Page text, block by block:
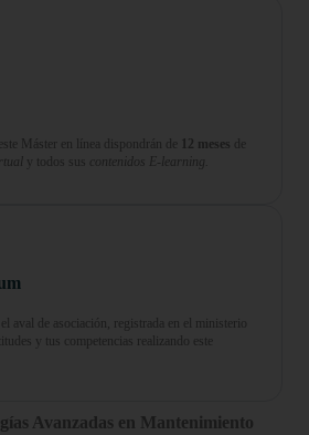
Máster en línea dispondrán de
12 meses de
y todos sus contenidos E-learning.
aval de asociación, registrada en el ministerio
y tus competencias realizando este
Avanzadas en Mantenimiento